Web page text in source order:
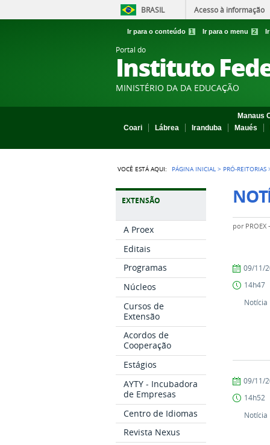
BRASIL Acesso à informação
Ir para o conteúdo 1 Ir para o menu 2
Portal do
Instituto
MINISTÉRIO DA DA EDUCAÇÃO
Manaus
Coari
Lábrea Iranduba Maués
VOCÊ ESTÁ AQUI: PÁGINA INICIAL > PRÓ-REITORIAS
EXTENSÃO
A Proex
Editais
Programas
Núcleos
Cursos de
Extensão
Acordos de
Cooperação
Estágios
AYTY - Incubadora
de Empresas
Centro de Idiomas
Revista Nexus
por PROEX
by
Published
09/11/
14h47
Notícia
by
Published
09/11/
14h52
Notícia